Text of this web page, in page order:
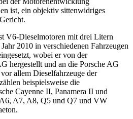
ist, ein objektiv sittenwidriges
V6-Dieselmotoren mit drei Litern
2010 in verschiedenen Fahrzeugen
wobei er von der
hergestellt und an die Porsche AG
allem Dieselfahrzeuge der
beispielsweise die
Cayenne II, Panamera II und
A7, A8, Q5 und Q7 und VW